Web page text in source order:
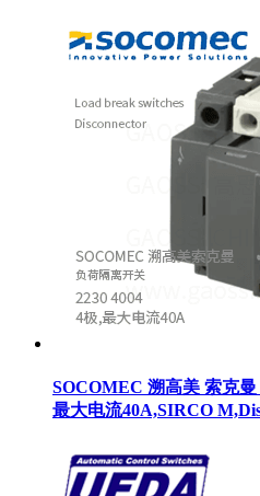
SOCOMEC 溯高美 索克曼
最大电流40A,SIRCO